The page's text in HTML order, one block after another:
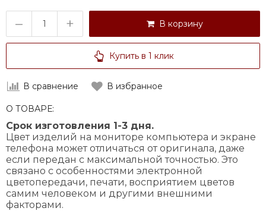
– + В корзину
Купить в 1 клик
В сравнение В избранное
О ТОВАРЕ:
Срок изготовления 1-3 дня.
Цвет изделий на мониторе компьютера и экране
телефона может отличаться от оригинала, даже
если передан с максимальной точностью. Это
связано с особенностями электронной
цветопередачи, печати, восприятием цветов
самим человеком и другими внешними
факторами.